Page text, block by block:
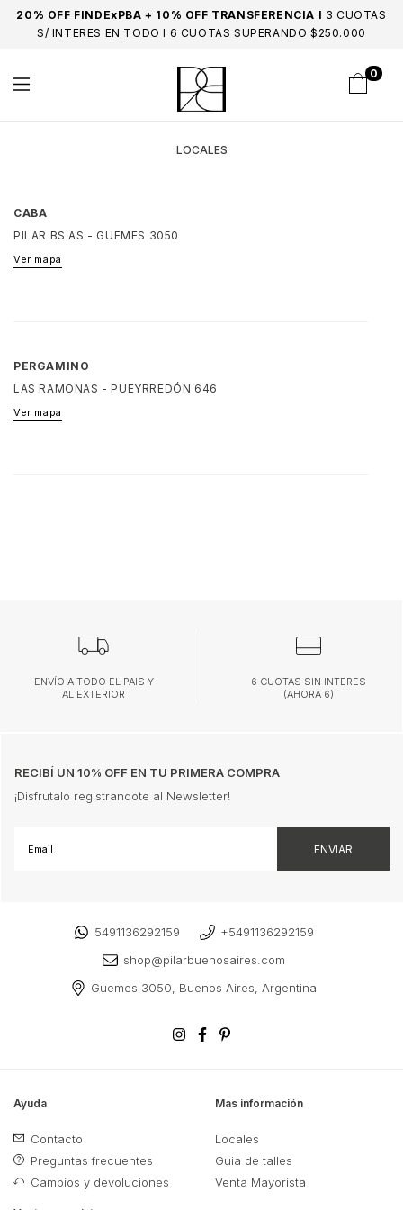
20% OFF FINDExPBA + 10% OFF TRANSFERENCIA I 3 CUOTAS
S/ INTERES EN TODO I 6 CUOTAS SUPERANDO $250.000
0
LOCALES
CABA
PILAR BS AS - GUEMES 3050
Ver mapa
PERGAMINO
LAS RAMONAS - PUEYRREDÓN 646
Ver mapa
ENVÍO A TODO EL PAIS Y
AL EXTERIOR
6 CUOTAS SIN INTERES
(AHORA 6)
RECIBÍ UN 10% OFF EN TU PRIMERA COMPRA
¡Disfrutalo registrandote al Newsletter!
5491136292159
+5491136292159
shop@pilarbuenosaires.com
Guemes 3050, Buenos Aires, Argentina
Ayuda
Contacto
Preguntas frecuentes
Cambios y devoluciones
Mas información
Locales
Guia de talles
Venta Mayorista